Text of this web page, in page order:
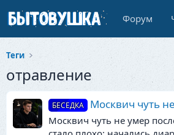
Форум
Теги
отравление
БЕСЕДКА Москвич чуть
Москвич чуть не умер